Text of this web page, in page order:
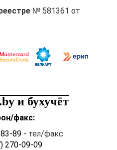
№ 581361 от
и бухучёт
факс:
89 - тел/факс
270-09-09